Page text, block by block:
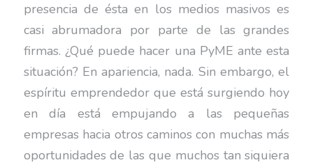
presencia de ésta en los medios masivos es
casi abrumadora por parte de las grandes
firmas. ¿Qué puede hacer una PyME ante esta
situación? En apariencia, nada. Sin embargo, el
espíritu emprendedor que está surgiendo hoy
en día está empujando a las pequeñas
empresas hacia otros caminos con muchas más
oportunidades de las que muchos tan siquiera